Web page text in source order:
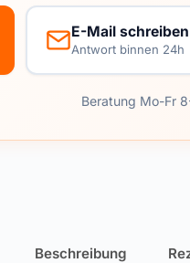
E-Mail schreiben
Antwort binnen 24h
Beratung Mo-Fr
Beschreibung